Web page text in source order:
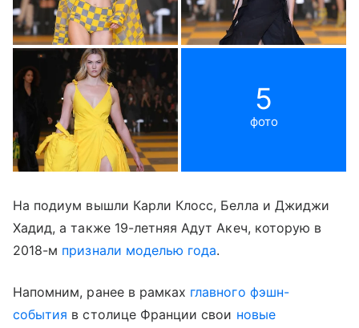
5
фото
На подиум вышли Карли Клосс, Белла и Джиджи
Хадид, а также 19-летняя Адут Акеч, которую в
2018-м признали моделью года.
Напомним, ранее в рамках главного фэшн-
события в столице Франции свои новые